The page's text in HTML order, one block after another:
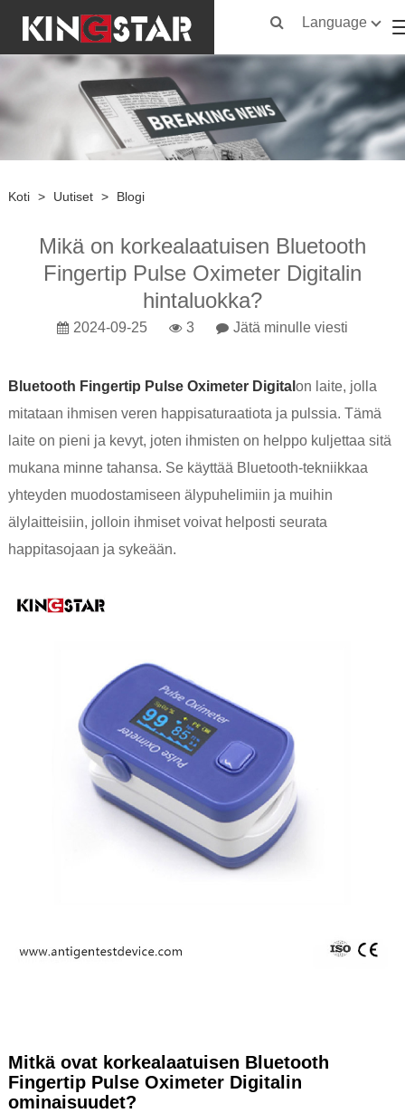
Language
Koti > Uutiset > Blogi
Mikä on korkealaatuisen Bluetooth
Fingertip Pulse Oximeter Digitalin
hintaluokka?
2024-09-25 3 Jätä minulle viesti
Bluetooth Fingertip Pulse Oximeter Digital on laite, jolla
mitataan ihmisen veren happisaturaatiota ja pulssia. Tämä
laite on pieni ja kevyt, joten ihmisten on helppo kuljettaa sitä
mukana minne tahansa. Se käyttää Bluetooth-tekniikkaa
yhteyden muodostamiseen älypuhelimiin ja muihin
älylaitteisiin, jolloin ihmiset voivat helposti seurata
happitasojaan ja sykeään.
Mitkä ovat korkealaatuisen Bluetooth
Fingertip Pulse Oximeter Digitalin
ominaisuudet?